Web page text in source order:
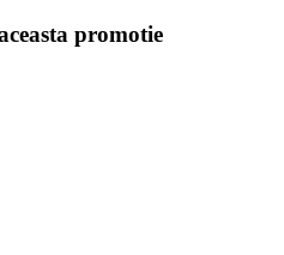
promotie